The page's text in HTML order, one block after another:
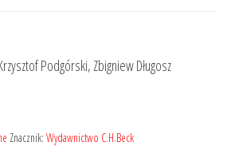
Podgórski, Zbigniew Długosz
Znacznik: Wydawnictwo C.H.Beck